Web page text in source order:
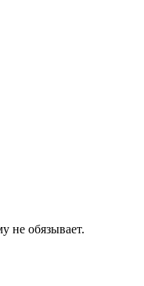
не обязывает.